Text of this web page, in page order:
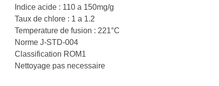
Indice acide : 110 a 150mg/g
Taux de chlore : 1 a 1.2
Temperature de fusion : 221°C
Norme J-STD-004
Classification ROM1
Nettoyage pas necessaire